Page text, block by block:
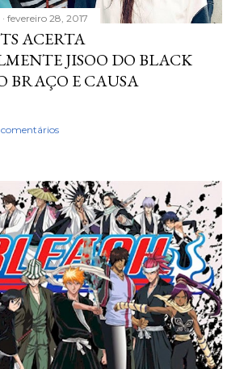
fevereiro 28, 2017
ACERTA
JISOO DO BLACK
BRAÇO E CAUSA
comentários